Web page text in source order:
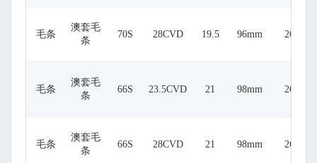
毛条
澳套毛
条
70S 28CVD 19.5 96mm 26
毛条
澳套毛
条
66S 23.5CVD 21 98mm 26
毛条
澳套毛
条
66S 28CVD 21 98mm 26